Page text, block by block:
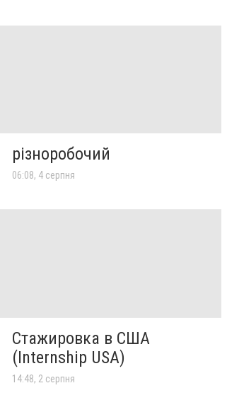
різноробочий
06:08, 4 серпня
Стажировка в США
(Internship USA)
14:48, 2 серпня